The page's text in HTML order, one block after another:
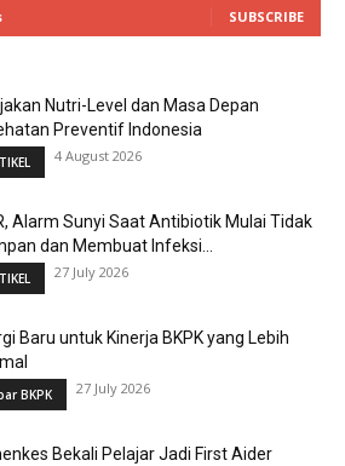
SUBSCRIBE
Nutri-Level dan Masa Depan
Preventif Indonesia
4 August 2026
Alarm Sunyi Saat Antibiotik Mulai Tidak
dan Membuat Infeksi...
27 July 2026
Baru untuk Kinerja BKPK yang Lebih
BKPK 27 July 2026
Bekali Pelajar Jadi First Aider